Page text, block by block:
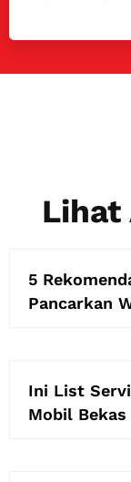
Lihat
5
Pancarkan
Ini List
Mobil Bekas